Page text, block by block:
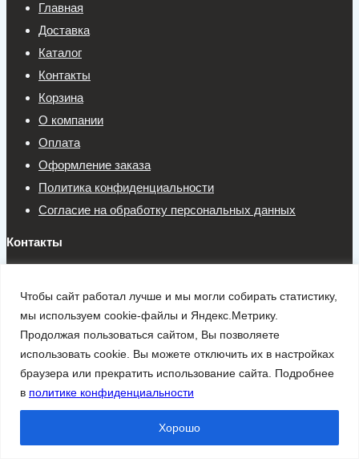
Чтобы сайт работал лучше и мы могли собирать статистику,
мы используем cookie-файлы и Яндекс.Метрику.
Продолжая пользоваться сайтом, Вы позволяете
использовать cookie. Вы можете отключить их в настройках
браузера или прекратить использование сайта. Подробнее
в политике конфиденциальности
Хорошо
Главная
Доставка
Каталог
Контакты
Корзина
О компании
Оплата
Оформление заказа
Политика конфиденциальности
Согласие на обработку персональных данных
Контакты
8 499 302-54-46
Электронная почта:
info@stamford-generator.com
Заказать звонок